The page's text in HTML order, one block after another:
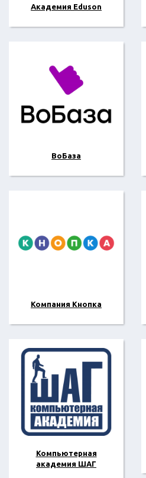
Академия Eduson
ВоБаза
Компания Кнопка
Компьютерная
академия ШАГ